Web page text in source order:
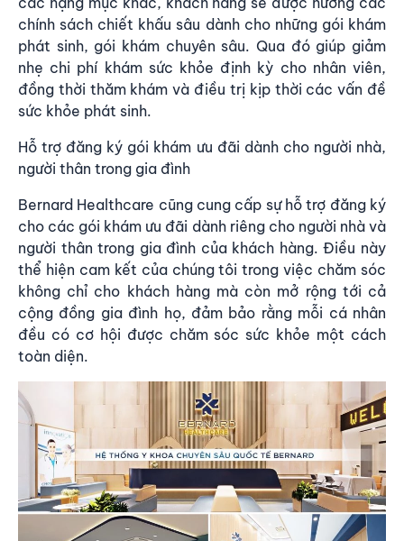
chính sách chiết khấu sâu dành cho những gói khám
phát sinh, gói khám chuyên sâu. Qua đó giúp giảm
nhẹ chi phí khám sức khỏe định kỳ cho nhân viên,
đồng thời thăm khám và điều trị kịp thời các vấn đề
sức khỏe phát sinh.
Hỗ trợ đăng ký gói khám ưu đãi dành cho người nhà,
người thân trong gia đình
Bernard Healthcare cũng cung cấp sự hỗ trợ đăng ký
cho các gói khám ưu đãi dành riêng cho người nhà và
người thân trong gia đình của khách hàng. Điều này
thể hiện cam kết của chúng tôi trong việc chăm sóc
không chỉ cho khách hàng mà còn mở rộng tới cả
cộng đồng gia đình họ, đảm bảo rằng mỗi cá nhân
đều có cơ hội được chăm sóc sức khỏe một cách
toàn diện.